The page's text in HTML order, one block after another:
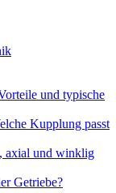
und typische
Kupplung passt
axial und winklig
Getriebe?